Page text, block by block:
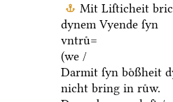
Geldes wert.
Mit Liſticheit brick
dynem Vyende ſyn
vntruͤ=
(we /
Darmit ſyn boͤßheit dy